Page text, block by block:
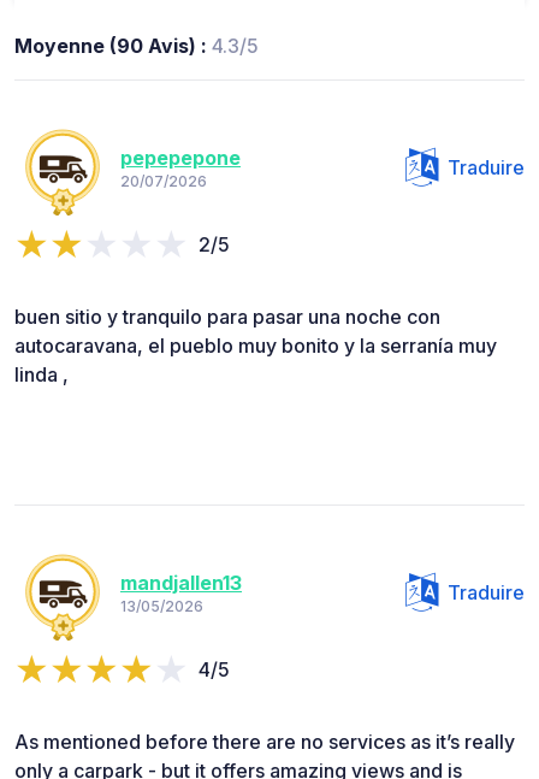
Moyenne (90 Avis) : 4.3/5
pepepepone
20/07/2026
Traduire
2/5
buen sitio y tranquilo para pasar una noche con
autocaravana, el pueblo muy bonito y la serranía muy
linda ,
mandjallen13
13/05/2026
Traduire
4/5
As mentioned before there are no services as it’s really
only a carpark - but it offers amazing views and is